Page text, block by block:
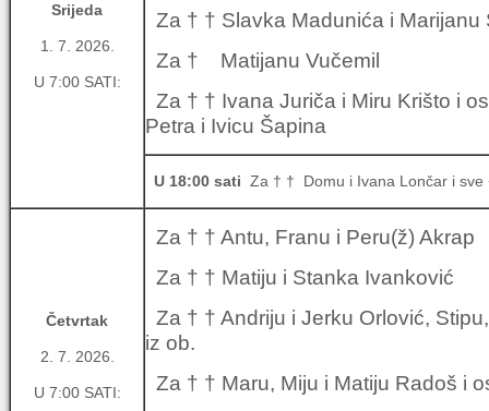
Srijeda
1. 7. 2026.
U 7:00 SATI:
Za † † Slavka Madunića i Marijanu
Za † Matijanu Vučemil
Za † † Ivana Juriča i Miru Krišto i
Petra i Ivicu Šapina
U 18:00 sati Za † † Domu i Ivana Lončar i sve
Četvrtak
2. 7. 2026.
U 7:00 SATI:
Za † † Antu, Franu i Peru(ž) Akrap
Za † † Matiju i Stanka Ivanković
Za † † Andriju i Jerku Orlović,
iz ob.
Za † † Maru, Miju i Matiju Radoš i